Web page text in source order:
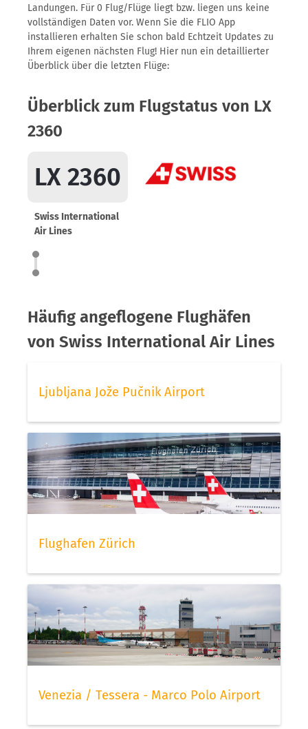
Landungen. Für 0 Flug/Flüge liegt bzw. liegen uns keine
vollständigen Daten vor. Wenn Sie die FLIO App
installieren erhalten Sie schon bald Echtzeit Updates zu
Ihrem eigenen nächsten Flug! Hier nun ein detaillierter
Überblick über die letzten Flüge:
Überblick zum Flugstatus von LX
2360
LX 2360
Swiss International
Air Lines
Häufig angeflogene Flughäfen
von Swiss International Air Lines
Ljubljana Jože Pučnik Airport
Flughafen Zürich
Venezia / Tessera - Marco Polo Airport